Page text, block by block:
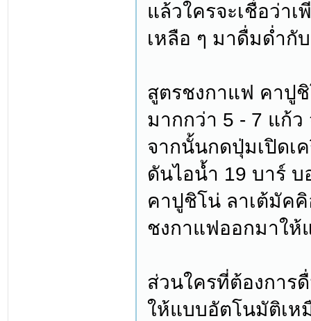
แล้วใครจะเชื่อว่า
เหลือ ๆ มาดื่มด่ำกั
สูตรชงกาแฟ คาปูชิ
มากกว่า 5 - 7 แก้
จากนั้นกดปุ่มเปิดเ
ดันไอน้ำ 19 บาร์
คาปูชิโน่ ลาเต้มัค
ชงกาแฟออกมาให้
ส่วนใครที่ต้องการ
ให้แบบอัตโนมัติเห